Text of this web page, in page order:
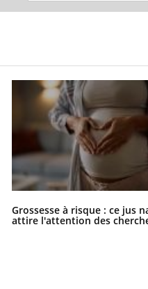
Grossesse à risque : ce jus
attire l'attention des
comment le
sur nos soirées
Cancer colorectal
stratégie simple
changé la donne
basque
Chikungunya,
West Nile : que
France ?